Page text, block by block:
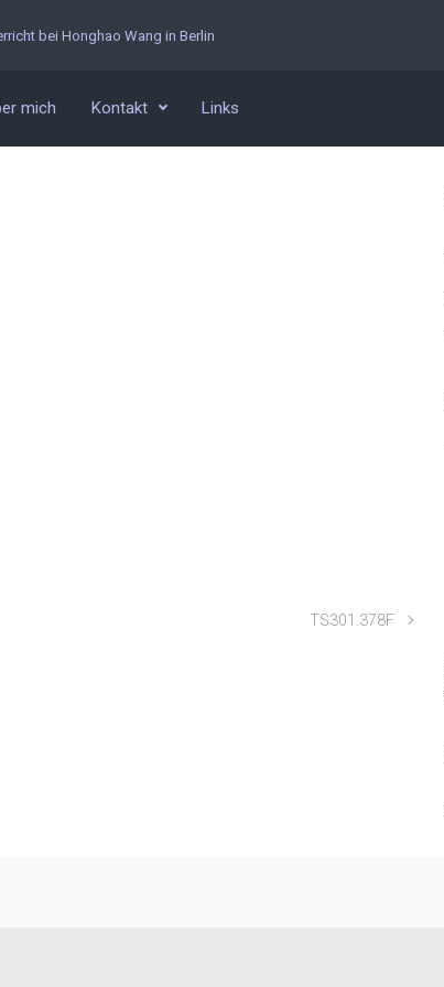
bei Honghao Wang in Berlin
mich Kontakt Links
TS301.378F